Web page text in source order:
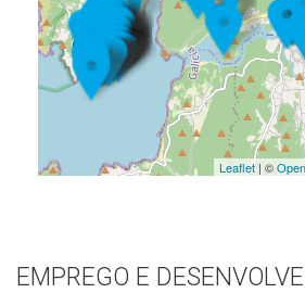
Leaflet| ©
EMPREGO E